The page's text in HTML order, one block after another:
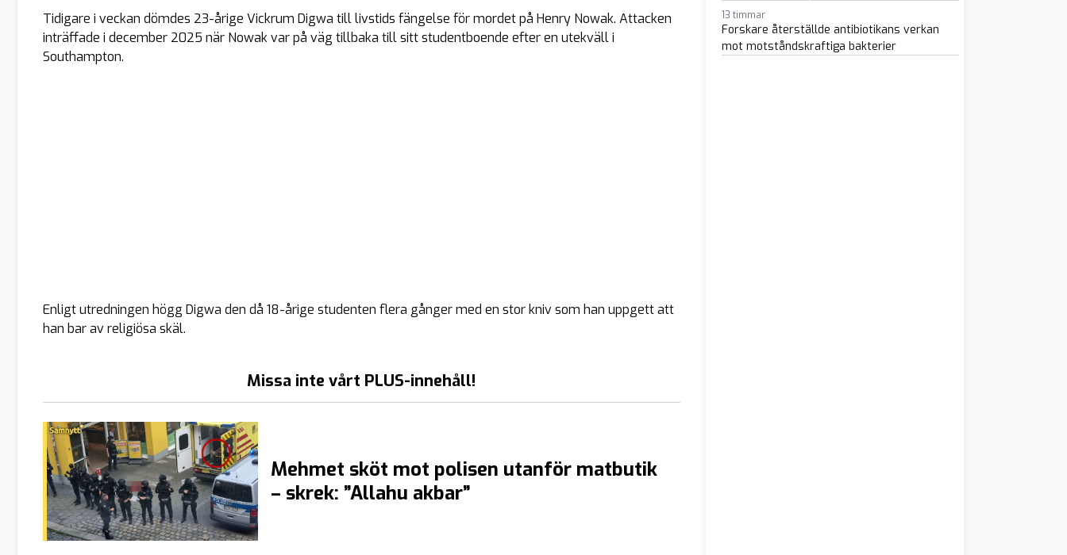
Tidigare i veckan dömdes 23-årige Vickrum Digwa till livstids fängelse för mordet på Henry Nowak. Attacken
inträffade i december 2025 när Nowak var på väg tillbaka till sitt studentboende efter en utekväll i
Southampton.
Enligt utredningen högg Digwa den då 18-årige studenten flera gånger med en stor kniv som han uppgett att
han bar av religiösa skäl.
Missa inte vårt PLUS-innehåll!
Mehmet sköt mot polisen utanför matbutik
– skrek: ”Allahu akbar”
13 timmar
Forskare återställde antibiotikans verkan
mot motståndskraftiga bakterier